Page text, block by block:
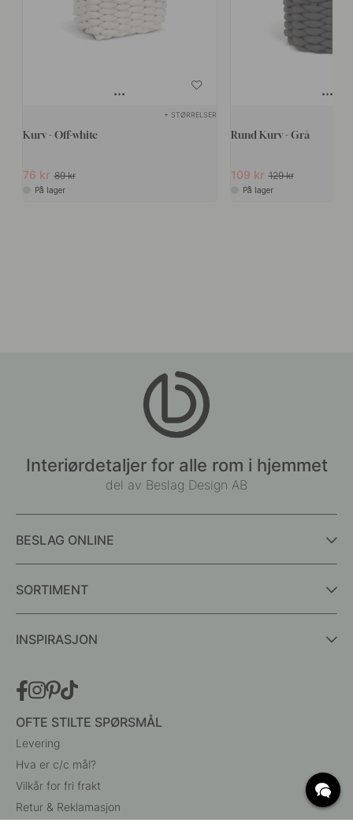
+ STØRRELSER
Kurv - Off-white
76 kr 89 kr
På lager
Rund Kurv - Grå
109 kr 129 kr
På lager
Interiørdetaljer for alle rom i hjemmet
del av Beslag Design AB
BESLAG ONLINE
SORTIMENT
INSPIRASJON
OFTE STILTE SPØRSMÅL
Levering
Hva er c/c mål?
Vilkår for fri frakt
Retur & Reklamasjon